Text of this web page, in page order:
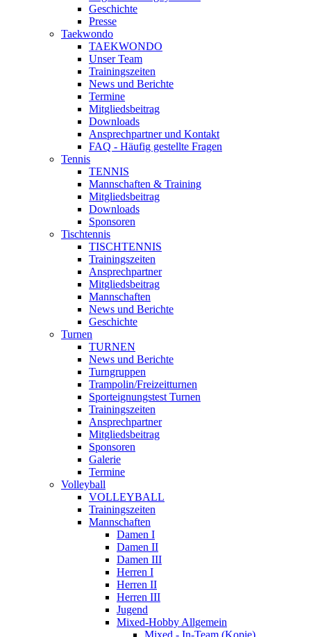
Geschichte
Presse
Taekwondo
TAEKWONDO
Unser Team
Trainingszeiten
News und Berichte
Termine
Mitgliedsbeitrag
Downloads
Ansprechpartner und Kontakt
FAQ - Häufig gestellte Fragen
Tennis
TENNIS
Mannschaften & Training
Mitgliedsbeitrag
Downloads
Sponsoren
Tischtennis
TISCHTENNIS
Trainingszeiten
Ansprechpartner
Mitgliedsbeitrag
Mannschaften
News und Berichte
Geschichte
Turnen
TURNEN
News und Berichte
Turngruppen
Trampolin/Freizeitturnen
Sporteignungstest Turnen
Trainingszeiten
Ansprechpartner
Mitgliedsbeitrag
Sponsoren
Galerie
Termine
Volleyball
VOLLEYBALL
Trainingszeiten
Mannschaften
Damen I
Damen II
Damen III
Herren I
Herren II
Herren III
Jugend
Mixed-Hobby Allgemein
Mixed - In-Team (Kopie)